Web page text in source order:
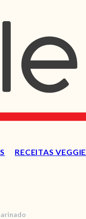
RECEITAS VEGGIE